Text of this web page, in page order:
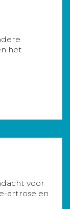
het
voor
artrose en